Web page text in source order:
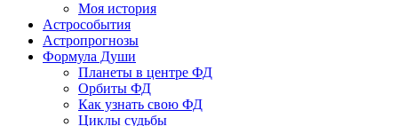
Моя история
Астрособытия
Астропрогнозы
Формула Души
Планеты в центре ФД
Орбиты ФД
Как узнать свою ФД
Циклы судьбы